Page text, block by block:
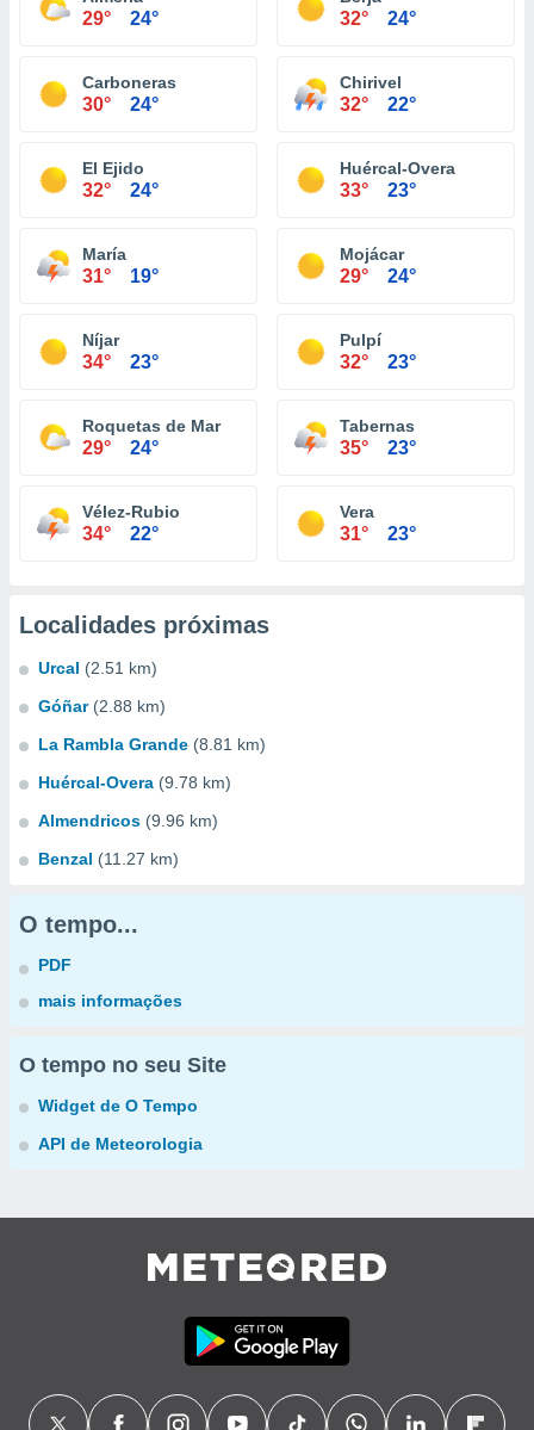
29° 24° 32° 24°
Carboneras
30° 24°
Chirivel
32° 22°
El Ejido
32° 24°
Huércal-Overa
33° 23°
María
31° 19°
Mojácar
29° 24°
Níjar
34° 23°
Pulpí
32° 23°
Roquetas de Mar
29° 24°
Tabernas
35° 23°
Vélez-Rubio
34° 22°
Vera
31° 23°
Localidades próximas
Urcal (2.51 km)
Góñar (2.88 km)
La Rambla Grande (8.81 km)
Huércal-Overa (9.78 km)
Almendricos (9.96 km)
Benzal (11.27 km)
O tempo...
PDF
mais informações
O tempo no seu Site
Widget de O Tempo
API de Meteorologia